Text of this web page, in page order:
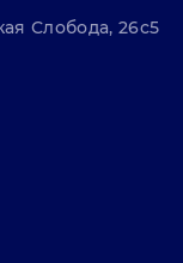
Слобода, 26с5